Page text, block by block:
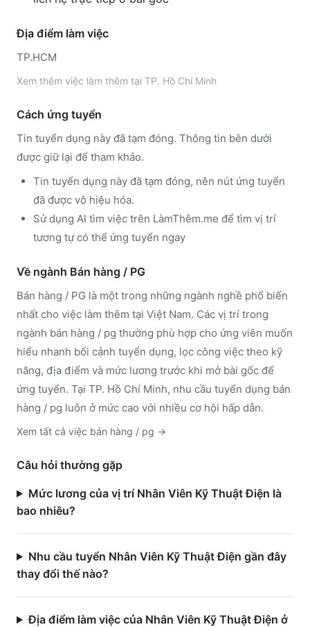
Địa điểm làm việc
TP.HCM
Xem thêm việc làm thêm tại TP. Hồ Chí Minh
Cách ứng tuyển
Tin tuyển dụng này đã tạm đóng. Thông tin bên dưới
được giữ lại để tham khảo.
Tin tuyển dụng này đã tạm đóng, nên nút ứng tuyển
đã được vô hiệu hóa.
Sử dụng AI tìm việc trên LàmThêm.me để tìm vị trí
tương tự có thể ứng tuyển ngay
Về ngành Bán hàng / PG
Bán hàng / PG là một trong những ngành nghề phổ biến
nhất cho việc làm thêm tại Việt Nam. Các vị trí trong
ngành bán hàng / pg thường phù hợp cho ứng viên muốn
hiểu nhanh bối cảnh tuyển dụng, lọc công việc theo kỹ
năng, địa điểm và mức lương trước khi mở bài gốc để
ứng tuyển. Tại TP. Hồ Chí Minh, nhu cầu tuyển dụng bán
hàng / pg luôn ở mức cao với nhiều cơ hội hấp dẫn.
Xem tất cả việc bán hàng / pg →
Câu hỏi thường gặp
Mức lương của vị trí Nhân Viên Kỹ Thuật Điện là
bao nhiêu?
Nhu cầu tuyển Nhân Viên Kỹ Thuật Điện gần đây
thay đổi thế nào?
Địa điểm làm việc của Nhân Viên Kỹ Thuật Điện ở